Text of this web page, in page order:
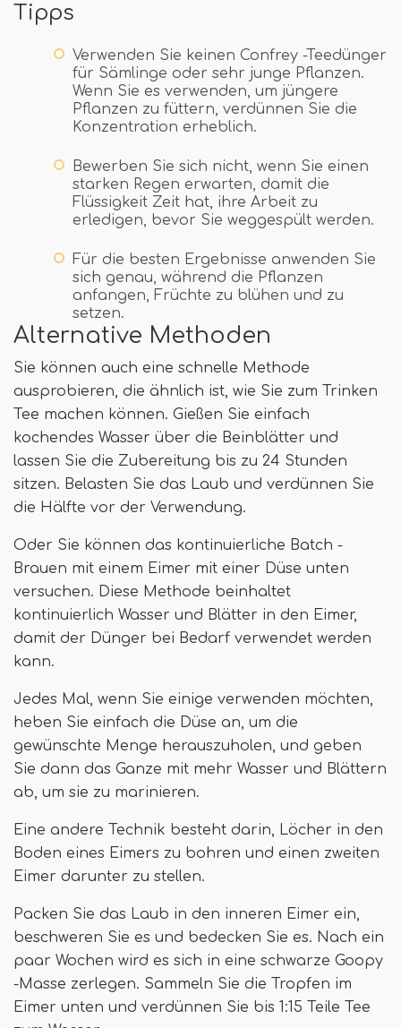
Tipps
Verwenden Sie keinen Confrey -Teedünger
für Sämlinge oder sehr junge Pflanzen.
Wenn Sie es verwenden, um jüngere
Pflanzen zu füttern, verdünnen Sie die
Konzentration erheblich.
Bewerben Sie sich nicht, wenn Sie einen
starken Regen erwarten, damit die
Flüssigkeit Zeit hat, ihre Arbeit zu
erledigen, bevor Sie weggespült werden.
Für die besten Ergebnisse anwenden Sie
sich genau, während die Pflanzen
anfangen, Früchte zu blühen und zu
setzen.
Alternative Methoden
Sie können auch eine schnelle Methode
ausprobieren, die ähnlich ist, wie Sie zum Trinken
Tee machen können. Gießen Sie einfach
kochendes Wasser über die Beinblätter und
lassen Sie die Zubereitung bis zu 24 Stunden
sitzen. Belasten Sie das Laub und verdünnen Sie
die Hälfte vor der Verwendung.
Oder Sie können das kontinuierliche Batch -
Brauen mit einem Eimer mit einer Düse unten
versuchen. Diese Methode beinhaltet
kontinuierlich Wasser und Blätter in den Eimer,
damit der Dünger bei Bedarf verwendet werden
kann.
Jedes Mal, wenn Sie einige verwenden möchten,
heben Sie einfach die Düse an, um die
gewünschte Menge herauszuholen, und geben
Sie dann das Ganze mit mehr Wasser und Blättern
ab, um sie zu marinieren.
Eine andere Technik besteht darin, Löcher in den
Boden eines Eimers zu bohren und einen zweiten
Eimer darunter zu stellen.
Packen Sie das Laub in den inneren Eimer ein,
beschweren Sie es und bedecken Sie es. Nach ein
paar Wochen wird es sich in eine schwarze Goopy
-Masse zerlegen. Sammeln Sie die Tropfen im
Eimer unten und verdünnen Sie bis 1:15 Teile Tee